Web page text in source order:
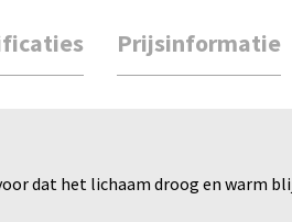
Prijsinformatie
dat het lichaam droog en warm